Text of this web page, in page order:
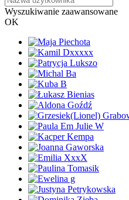
Wyszukiwanie zaawansowane
OK